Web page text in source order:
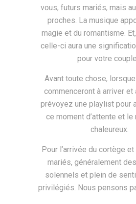
vous, futurs mariés, mais
proches. La musique
magie et du romantisme.
celle-ci aura une
pour votre
Avant toute chose,
commenceront à arriver et
prévoyez une playlist pour
ce moment d’attente et le
chaleureux.
Pour l’arrivée du cortège et
mariés, généralement
solennels et plein de
privilégiés. Nous pensons